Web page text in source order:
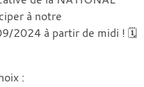
à notre
2024 à partir de midi ! 🗓️
: